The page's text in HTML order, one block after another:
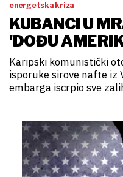
energetska kriza
KUBANCI U
'DOĐU
Karipski komunistički
isporuke sirove nafte iz
embarga iscrpio sve